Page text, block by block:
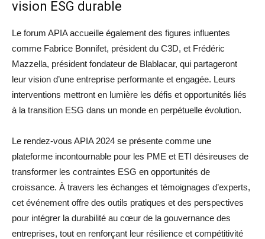
vision ESG durable
Le forum APIA accueille également des figures influentes
comme Fabrice Bonnifet, président du C3D, et Frédéric
Mazzella, président fondateur de Blablacar, qui partageront
leur vision d’une entreprise performante et engagée. Leurs
interventions mettront en lumière les défis et opportunités liés
à la transition ESG dans un monde en perpétuelle évolution.
Le rendez-vous APIA 2024 se présente comme une
plateforme incontournable pour les PME et ETI désireuses de
transformer les contraintes ESG en opportunités de
croissance. À travers les échanges et témoignages d’experts,
cet événement offre des outils pratiques et des perspectives
pour intégrer la durabilité au cœur de la gouvernance des
entreprises, tout en renforçant leur résilience et compétitivité